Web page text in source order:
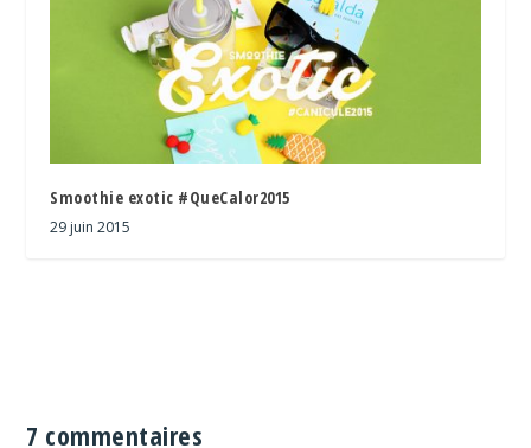
Smoothie exotic #QueCalor2015
29 juin 2015
7 commentaires